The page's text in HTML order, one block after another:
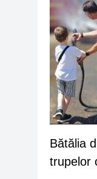
Bătălia
trupelor